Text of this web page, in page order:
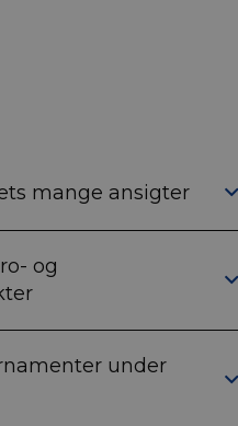
mange ansigter
og
under